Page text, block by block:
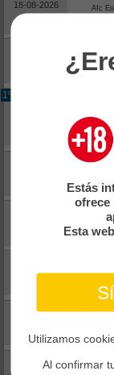
18-08-2026
18:30
Afc
Ifk
1º Ronda
Ifk
Bk
19:00
21-06-2026
Estás
ofrece
Esta
Sí
Utilizamos
Al confirmar